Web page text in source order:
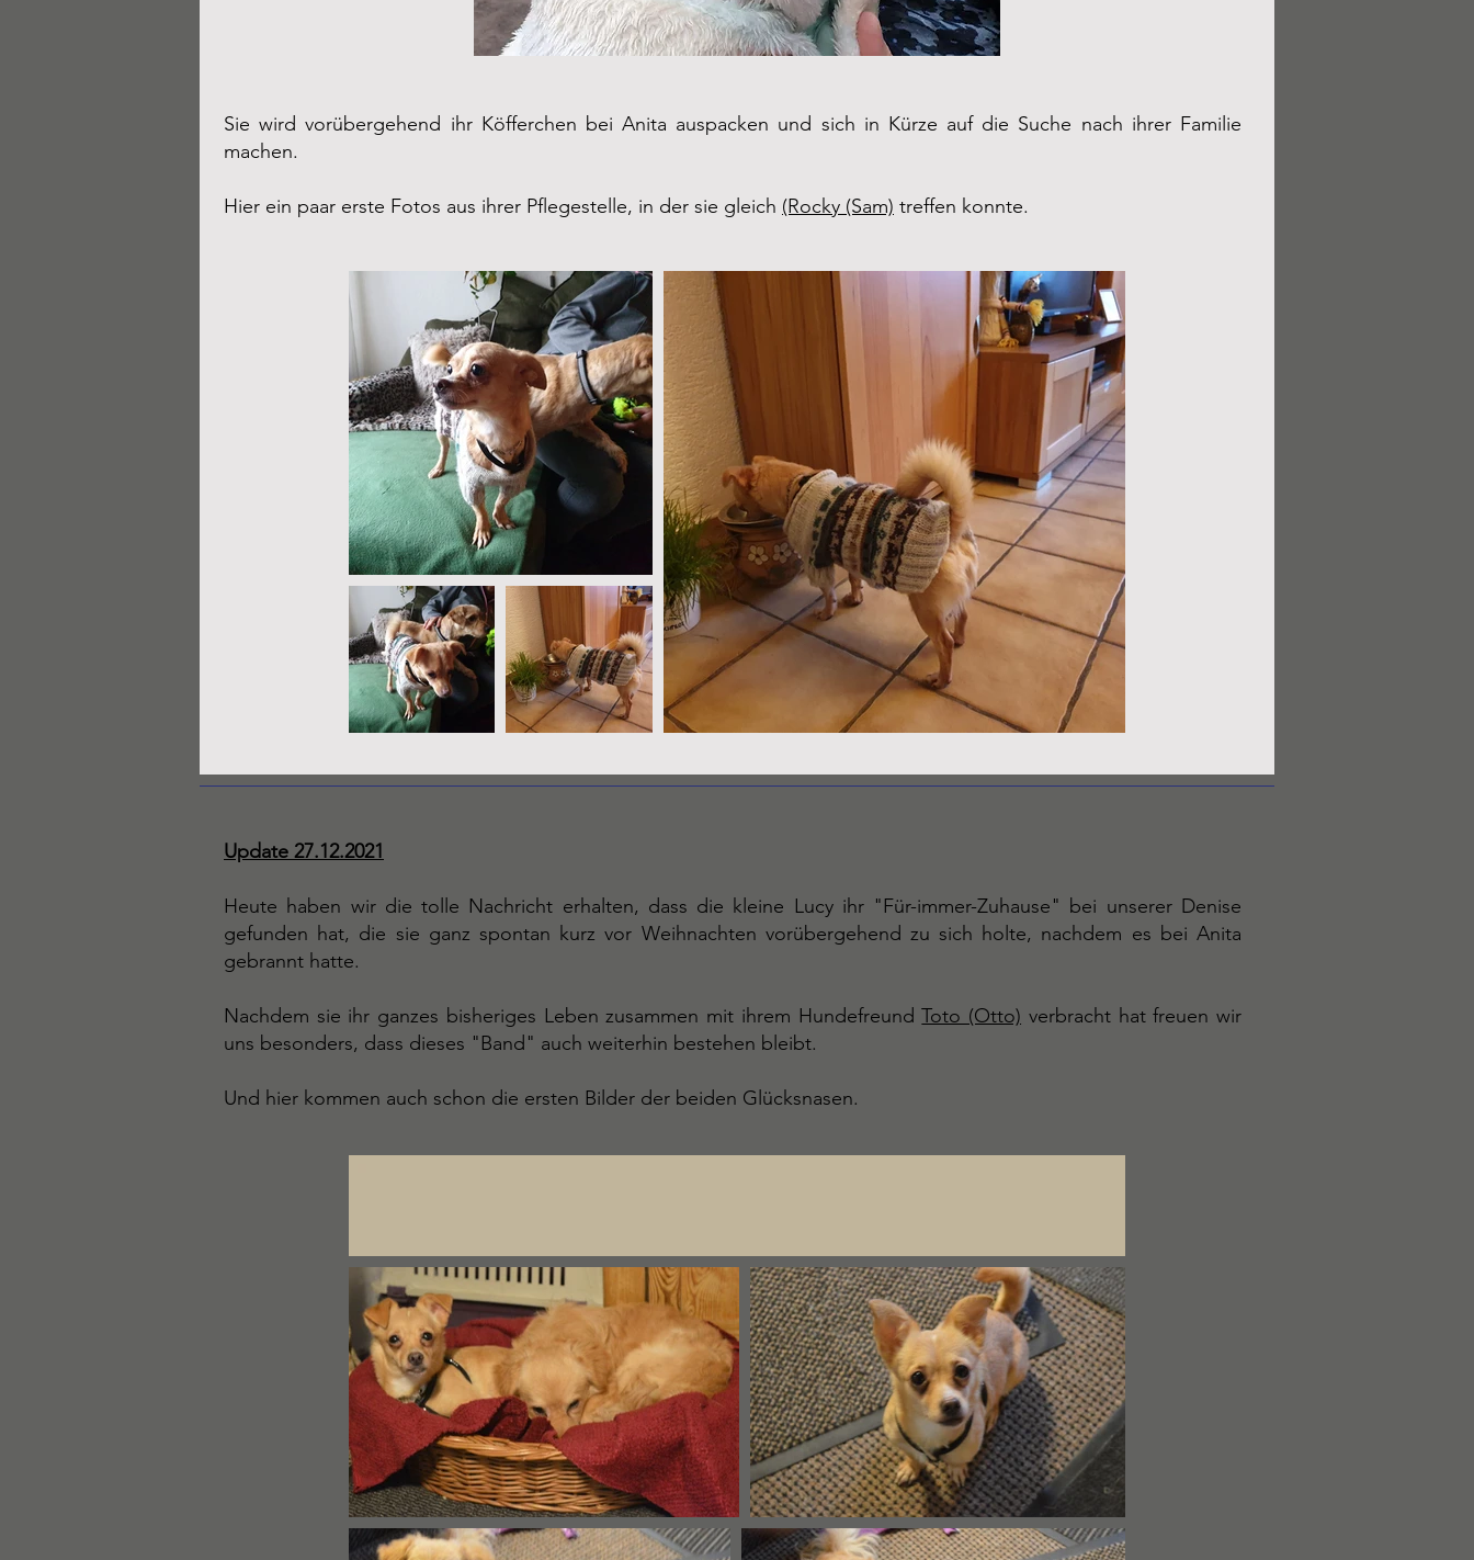
Sie wird vorübergehend ihr Köfferchen bei Anita auspacken und sich in Kürze auf die Suche nach ihrer Familie
machen.
Hier ein paar erste Fotos aus ihrer Pflegestelle, in der sie gleich (Rocky (Sam) treffen konnte.
Update 27.12.2021
Heute haben wir die tolle Nachricht erhalten, dass die kleine Lucy ihr "Für-immer-Zuhause" bei unserer Denise
gefunden hat, die sie ganz spontan kurz vor Weihnachten vorübergehend zu sich holte, nachdem es bei Anita
gebrannt hatte.
Nachdem sie ihr ganzes bisheriges Leben zusammen mit ihrem HundefreundToto (Otto) verbracht hat freuen wir
uns besonders, dass dieses "Band" auch weiterhin bestehen bleibt.
Und hier kommen auch schon die ersten Bilder der beiden Glücksnasen.